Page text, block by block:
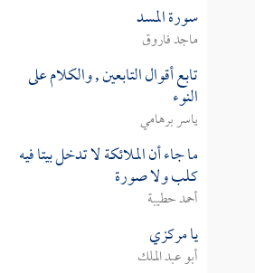
سورة المسد
ماجد فاروق
تابع أقوال التابعين , والكلام على
النوء
ياسر برهامي
ما جاء أن الملائكة لا تدخل بيتا فيه
كلب ولا صورة
أحمد حطيبة
يا مركزي
أبو عبد الملك